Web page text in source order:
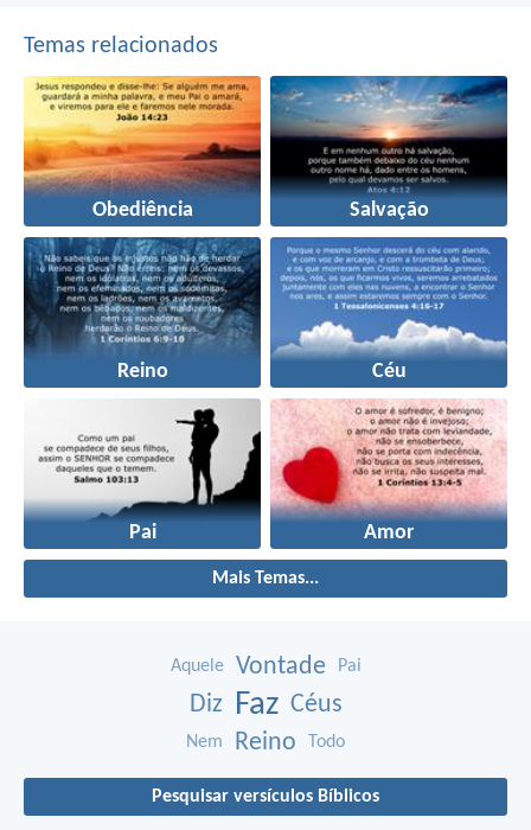
Temas relacionados
Obediência Salvação
Reino Céu
Pai Amor
Mais Temas...
Aquele Vontade Pai
Diz Faz Céus
Nem Reino Todo
Pesquisar versículos Bíblicos